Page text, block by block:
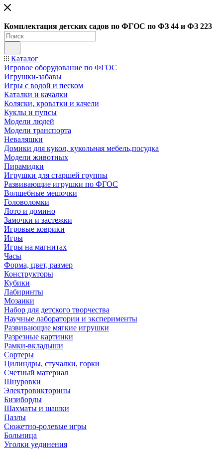
Комплектация детских садов по ФГОC по ФЗ 44 и ФЗ 223
Каталог
Игровое оборудование по ФГОС
Игрушки-забавы
Игры с водой и песком
Каталки и качалки
Коляски, кроватки и качели
Куклы и пупсы
Модели людей
Модели транспорта
Неваляшки
Домики для кукол, кукольная мебель,посудка
Модели животных
Пирамидки
Игрушки для старшей группы
Развивающие игрушки по ФГОС
Волшебные мешочки
Головоломки
Лото и домино
Замочки и застежки
Игровые коврики
Игры
Игры на магнитах
Часы
Форма, цвет, размер
Конструкторы
Кубики
Лабиринты
Мозаики
Набор для детского творчества
Научные лаборатории и эксперименты
Развивающие мягкие игрушки
Разрезные картинки
Рамки-вкладыши
Сортеры
Цилиндры, стучалки, горки
Счетный материал
Шнуровки
Электровикторины
Бизиборды
Шахматы и шашки
Пазлы
Сюжетно-ролевые игры
Больница
Уголки уединения